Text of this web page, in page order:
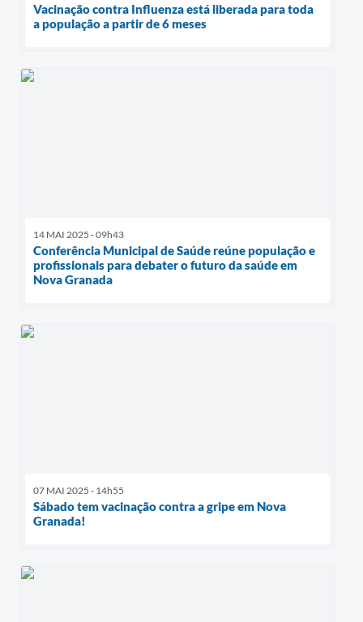
Vacinação contra Influenza está liberada para toda
a população a partir de 6 meses
14 MAI 2025 - 09h43
Conferência Municipal de Saúde reúne população e
profissionais para debater o futuro da saúde em
Nova Granada
07 MAI 2025 - 14h55
Sábado tem vacinação contra a gripe em Nova
Granada!